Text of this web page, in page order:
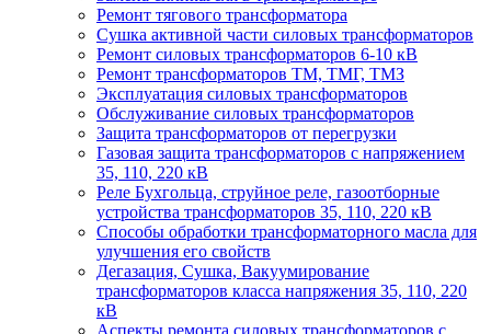
Ремонт тягового трансформатора
Сушка активной части силовых трансформаторов
Ремонт силовых трансформаторов 6-10 кВ
Ремонт трансформаторов ТМ, ТМГ, ТМЗ
Эксплуатация силовых трансформаторов
Обслуживание силовых трансформаторов
Защита трансформаторов от перегрузки
Газовая защита трансформаторов с напряжением
35, 110, 220 кВ
Реле Бухгольца, струйное реле, газоотборные
устройства трансформаторов 35, 110, 220 кВ
Способы обработки трансформаторного масла для
улучшения его свойств
Дегазация, Сушка, Вакуумирование
трансформаторов класса напряжения 35, 110, 220
кВ
Аспекты ремонта силовых трансформаторов с